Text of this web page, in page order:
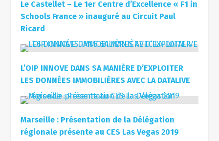
L’OIP INNOVE DANS SA MANIÈRE D’EXPLOITER
LES DONNÉES IMMOBILIÈRES AVEC LA DATALIVE
Marseille : Présentation de la Délégation
régionale présente au CES Las Vegas 2019